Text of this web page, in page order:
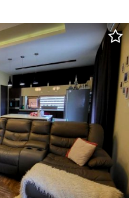
суміжна Комунікація: -
- опалення електро 12
комунікаціями. Красивий та
робіт. Ціна